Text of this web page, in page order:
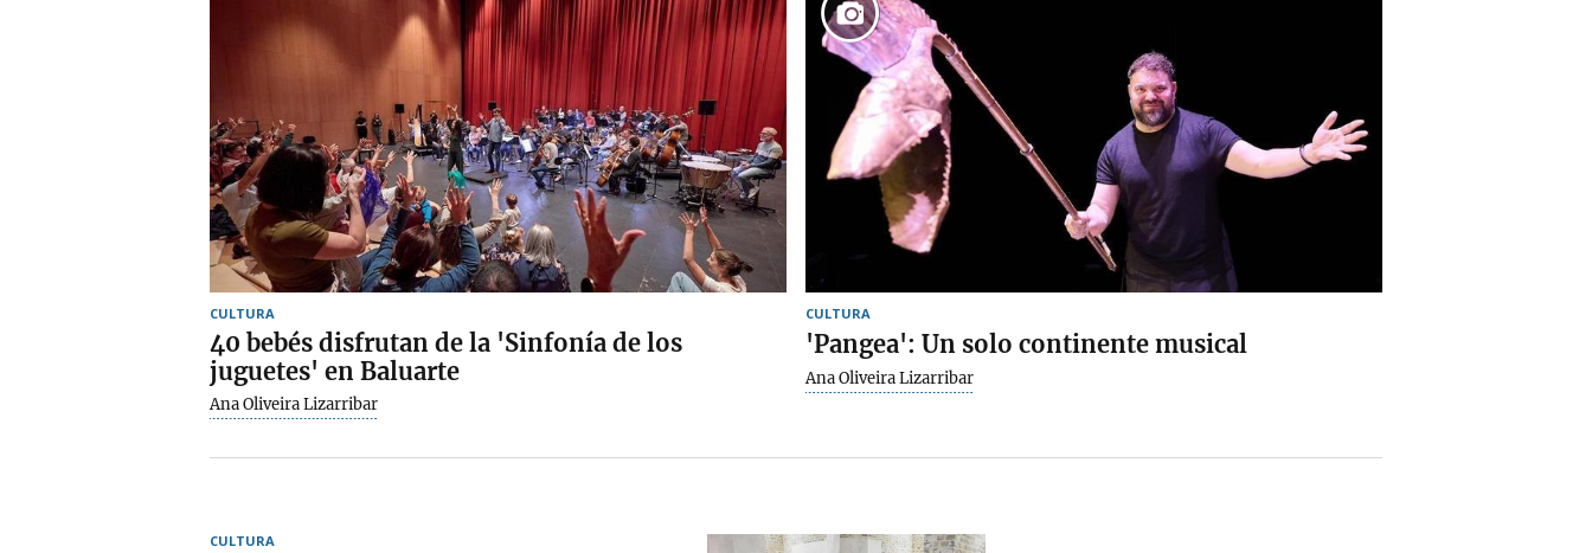
CULTURA
40 bebés disfrutan de la 'Sinfonía de los
juguetes' en Baluarte
Ana Oliveira Lizarribar
CULTURA
'Pangea': Un solo continente musical
Ana Oliveira Lizarribar
CULTURA